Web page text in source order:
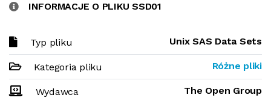
INFORMACJE O PLIKU SSD01
Typ pliku Unix SAS Data Sets
Kategoria pliku Różne pliki
Wydawca The Open Group